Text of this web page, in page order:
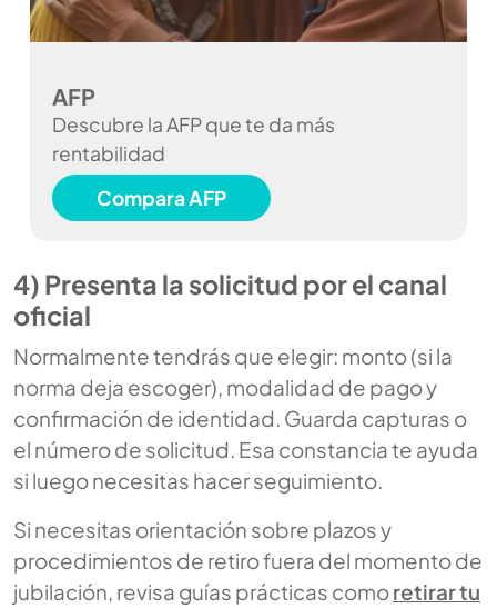
AFP
Descubre la AFP que te da más
rentabilidad
Compara AFP
4) Presenta la solicitud por el canal
oficial
Normalmente tendrás que elegir: monto (si la
norma deja escoger), modalidad de pago y
confirmación de identidad. Guarda capturas o
el número de solicitud. Esa constancia te ayuda
si luego necesitas hacer seguimiento.
Si necesitas orientación sobre plazos y
procedimientos de retiro fuera del momento de
jubilación, revisa guías prácticas comoretirar tu